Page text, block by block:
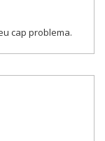
cap problema.